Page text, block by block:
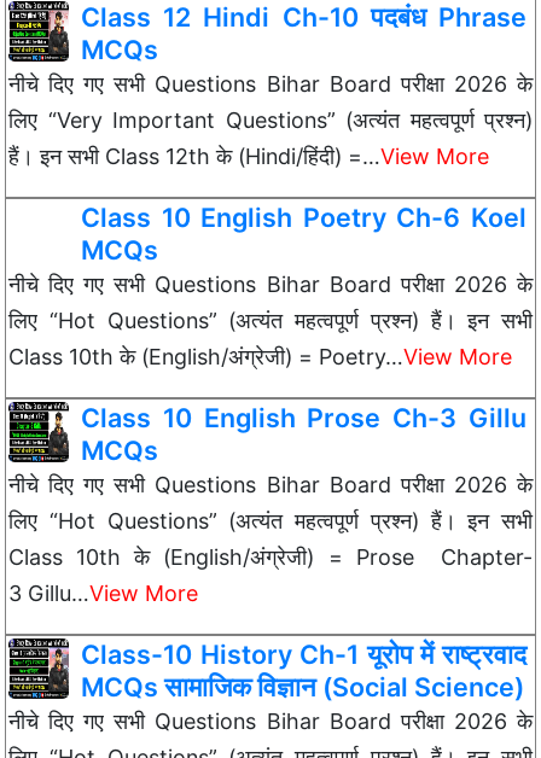
Class 12 Hindi Ch-10 पदबंध Phrase
MCQs
नीचे दिए गए सभी Questions Bihar Board परीक्षा 2026 के
लिए “Very Important Questions” (अत्यंत महत्वपूर्ण प्रश्न)
हैं। इन सभी Class 12th के (Hindi/हिंदी) =…View More
Class 10 English Poetry Ch-6 Koel
MCQs
नीचे दिए गए सभी Questions Bihar Board परीक्षा 2026 के
लिए “Hot Questions” (अत्यंत महत्वपूर्ण प्रश्न) हैं। इन सभी
Class 10th के (English/अंग्रेजी) = Poetry…View More
Class 10 English Prose Ch-3 Gillu
MCQs
नीचे दिए गए सभी Questions Bihar Board परीक्षा 2026 के
लिए “Hot Questions” (अत्यंत महत्वपूर्ण प्रश्न) हैं। इन सभी
Class 10th के (English/अंग्रेजी) = Prose Chapter-
3 Gillu…View More
Class-10 History Ch-1 यूरोप में राष्ट्रवाद
MCQs सामाजिक विज्ञान (Social Science)
नीचे दिए गए सभी Questions Bihar Board परीक्षा 2026 के